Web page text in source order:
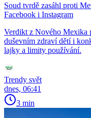
Soud tvrdě zasáhl proti
Facebook i Instagram
Verdikt z Nového Mexika
duševním zdraví dětí i
lajky a limity používání.
Trendy svět
dnes, 06:41
3 min